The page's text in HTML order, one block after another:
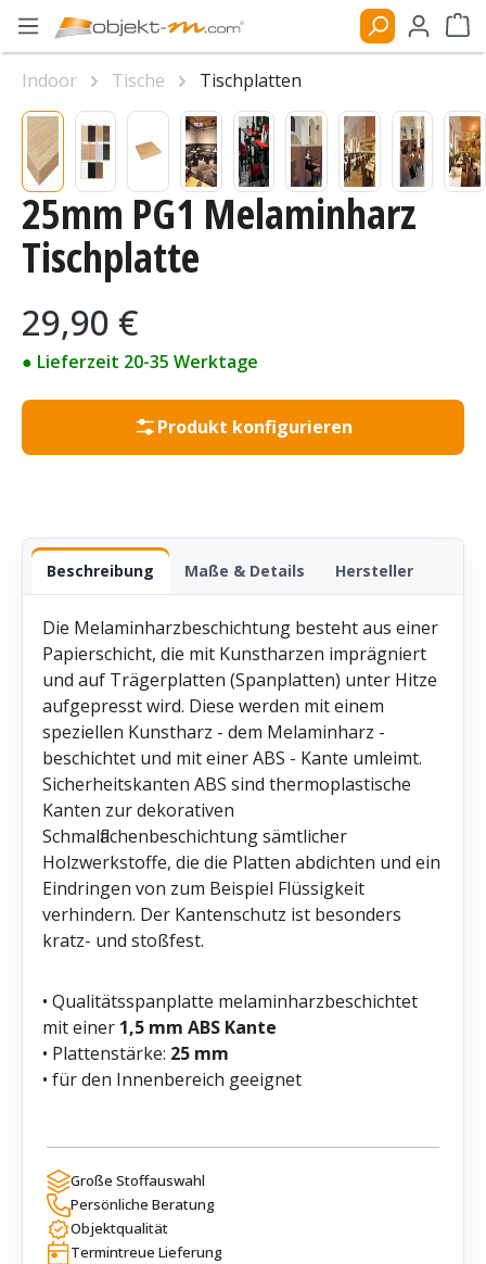
Zum Hauptinhalt springen
25mm PG1 Melaminharz
Tischplatte
Regulärer Preis:
29,90 €
● Lieferzeit 20-35 Werktage
Produkt konfigurieren
Beschreibung Maße & Details Hersteller
Die Melaminharzbeschichtung besteht aus einer
Papierschicht, die mit Kunstharzen imprägniert
und auf Trägerplatten (Spanplatten) unter Hitze
aufgepresst wird. Diese werden mit einem
speziellen Kunstharz - dem Melaminharz -
beschichtet und mit einer ABS - Kante umleimt.
Sicherheitskanten ABS sind thermoplastische
Kanten zur dekorativen
Schmalflächenbeschichtung sämtlicher
Holzwerkstoffe, die die Platten abdichten und ein
Eindringen von zum Beispiel Flüssigkeit
verhindern. Der Kantenschutz ist besonders
kratz- und stoßfest.
• Qualitätsspanplatte melaminharzbeschichtet
mit einer 1,5 mm ABS Kante
• Plattenstärke: 25 mm
• für den Innenbereich geeignet
Große Stoffauswahl
Persönliche Beratung
Objektqualität
Termintreue Lieferung
Indoor Tische
Tischplatten
Bildergalerie überspringen